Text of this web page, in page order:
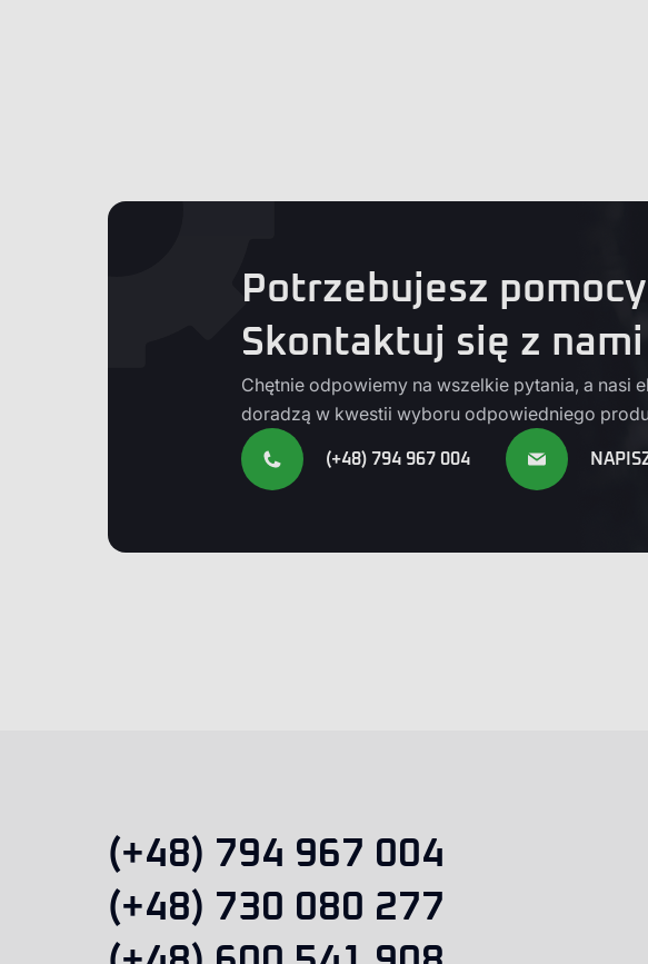
Potrzebujesz
Skontaktuj się z nami
Chętnie odpowiemy na wszelkie pytania, a nasi
doradzą w kwestii wyboru odpowiedniego
(+48) 794 967 004
(+48) 794 967 004
(+48) 730 080 277